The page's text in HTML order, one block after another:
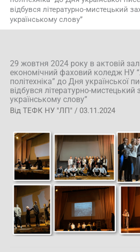
відбувся літературно-мистецький
українському слову”
29 жовтня 2024 року в актовій
економічний фаховий коледж НУ
політехніка” до Дня української
відбувся літературно-мистецький
українському слову”
Від ТЕФК НУ "ЛП" / 03.11.2024